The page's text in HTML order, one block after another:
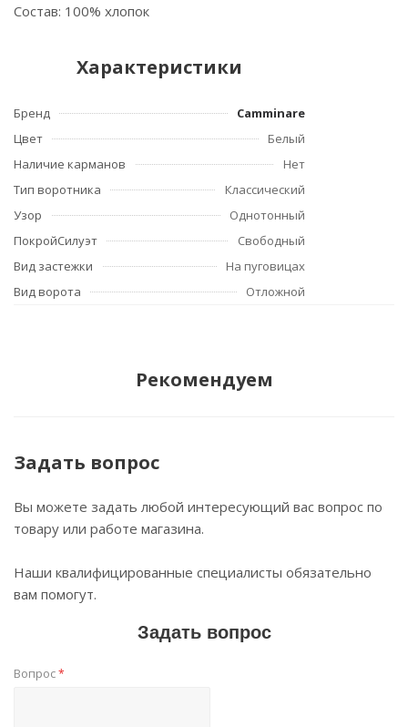
Состав: 100% хлопок
Характеристики
Бренд
Camminare
Цвет
Белый
Наличие карманов
Нет
Тип воротника
Классический
Узор
Однотонный
ПокройСилуэт
Свободный
Вид застежки
На пуговицах
Вид ворота
Отложной
Рекомендуем
Задать вопрос
Вы можете задать любой интересующий вас вопрос по
товару или работе магазина.
Наши квалифицированные специалисты обязательно
вам помогут.
Задать вопрос
Вопрос*